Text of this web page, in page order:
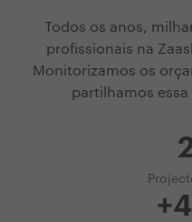
Todos os anos,
profissionais na
Monitorizamos os
partilhamos